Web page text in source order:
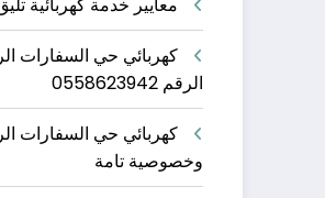
معايير خدمة كهربائية
كهربائي حي السفارات
الرقم 0558623942
كهربائي حي السفارات
وخصوصية تامة